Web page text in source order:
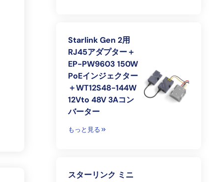
Starlink Gen 2用
RJ45アダプター＋
EP-PW9603 150W
PoEインジェクター
＋WT12S48-144W
12Vto 48V 3Aコン
バーター
もっと見る
スターリンク ミニ